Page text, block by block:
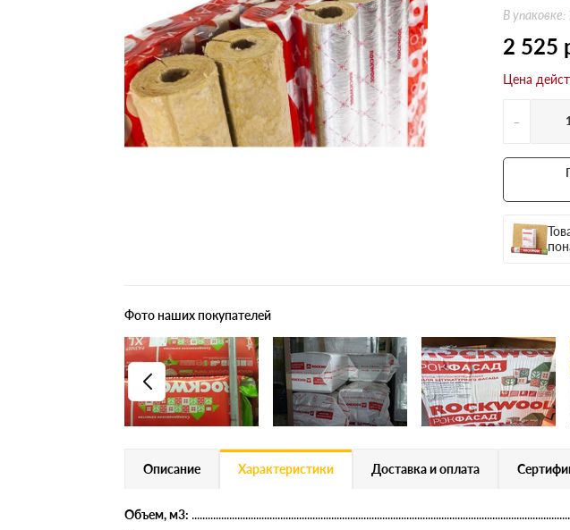
Плитные материалы
Н Оптима
Д Оптима
50 мм
100 мм
Техническая изоляция
Цилиндры навивные
CONLIT SL 150
В
2 525
Цена
-
Фото наших покупателей
Описание Характеристики Доставка и оплата
Объем, м3: